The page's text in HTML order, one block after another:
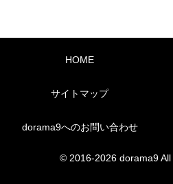
HOME
サイトマップ
dorama9へのお問い合わせ
© 2016-2026 dorama9